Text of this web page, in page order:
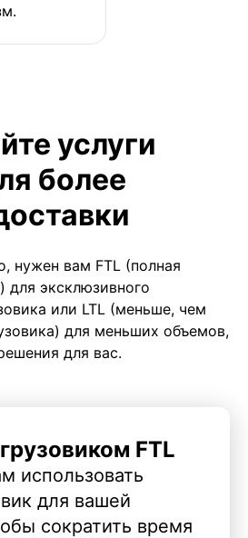
услуги
более
нужен вам FTL (полная
для эксклюзивного
или LTL (меньше, чем
для меньших объемов,
для вас.
FTL
использовать
для вашей
сократить время